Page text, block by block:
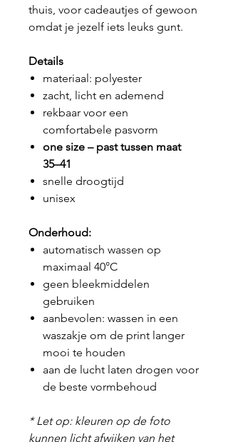
thuis, voor cadeautjes of gewoon
omdat je jezelf iets leuks gunt.
Details
materiaal: polyester
zacht, licht en ademend
rekbaar voor een
comfortabele pasvorm
one size – past tussen maat
35–41
snelle droogtijd
unisex
Onderhoud:
automatisch wassen op
maximaal 40°C
geen bleekmiddelen
gebruiken
aanbevolen: wassen in een
waszakje om de print langer
mooi te houden
aan de lucht laten drogen voor
de beste vormbehoud
* Let op: kleuren op de foto
kunnen licht afwijken van het